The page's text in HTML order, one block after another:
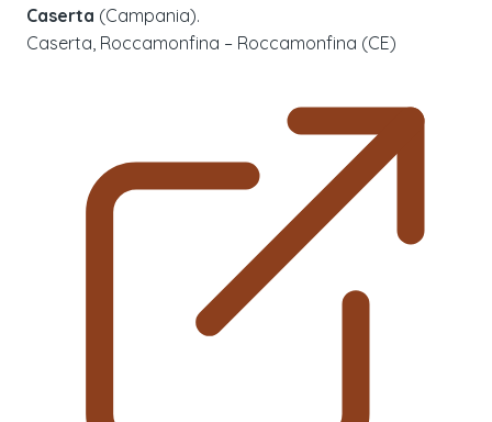
Caserta (Campania).
Caserta, Roccamonfina – Roccamonfina (CE)